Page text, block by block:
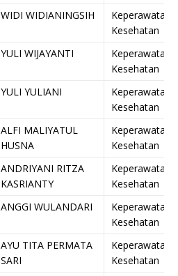
WIDI WIDIANINGSIH
Keperawatan
Kesehatan
YULI WIJAYANTI
Keperawatan
Kesehatan
YULI YULIANI
Keperawatan
Kesehatan
ALFI MALIYATUL
HUSNA
Keperawatan
Kesehatan
ANDRIYANI RITZA
KASRIANTY
Keperawatan
Kesehatan
ANGGI WULANDARI
Keperawatan
Kesehatan
AYU TITA PERMATA
SARI
Keperawatan
Kesehatan